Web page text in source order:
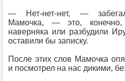
— Нет-нет-нет, —
Мамочка, — это,
наверняка или разбудили
оставили бы записку.
После этих слов Мамочка
и посмотрел на нас дикими,